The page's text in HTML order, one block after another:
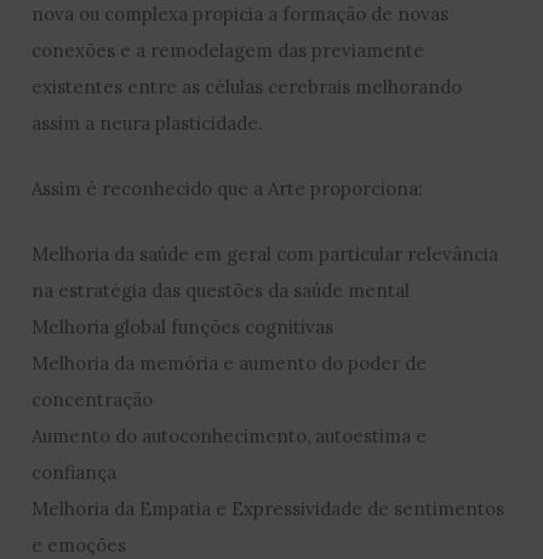
nova ou complexa propicia a formação de novas
conexões e a remodelagem das previamente
existentes entre as células cerebrais melhorando
assim a neura plasticidade.
Assim é reconhecido que a Arte proporciona:
Melhoria da saúde em geral com particular relevância
na estratégia das questões da saúde mental
Melhoria global funções cognitivas
Melhoria da memória e aumento do poder de
concentração
Aumento do autoconhecimento, autoestima e
confiança
Melhoria da Empatia e Expressividade de sentimentos
e emoções